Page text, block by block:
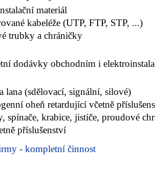
materiál
kabeléže (UTP, FTP, STP, ...)
trubky a chráničky
dodávky obchodním i
lana (sdělovací, signální, silové)
oheň retardující včetně
spínače, krabice, jističe, proudové
příslušenství
- kompletní činnost